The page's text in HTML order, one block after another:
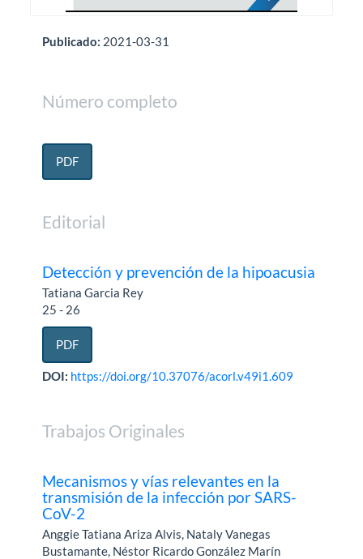
Publicado: 2021-03-31
Número completo
PDF
Editorial
Detección y prevención de la hipoacusia
Tatiana Garcia Rey
25 - 26
PDF
DOI: https://doi.org/10.37076/acorl.v49i1.609
Trabajos Originales
Mecanismos y vías relevantes en la
transmisión de la infección por SARS-
CoV-2
Anggie Tatiana Ariza Alvis, Nataly Vanegas
Bustamante, Néstor Ricardo González Marín